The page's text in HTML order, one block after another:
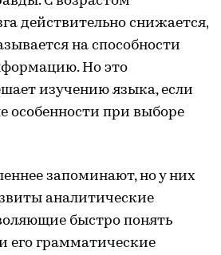
действительно снижается,
на способности
Но это
изучению языка, если
особенности при выборе
запоминают, но у них
аналитические
быстро понять
его грамматические